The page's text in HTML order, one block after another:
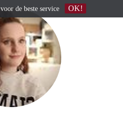
voor de beste service OK!